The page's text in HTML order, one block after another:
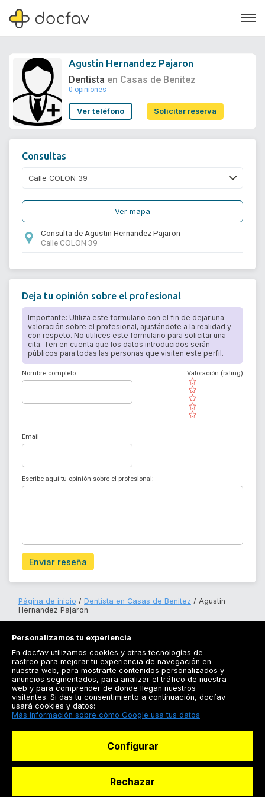
Soporte
Agustin Hernandez Pajaron
Dentista en Casas de Benitez
0 opiniones
Ver teléfono Solicitar reserva
Consultas
Ver mapa
Consulta de Agustin Hernandez Pajaron
Calle COLON 39
Deja tu opinión sobre el profesional
Importante: Utiliza este formulario con el fin de dejar una
valoración sobre el profesional, ajustándote a la realidad y
con respeto. No utilices este formulario para solicitar una
cita. Ten en cuenta que los datos introducidos serán
públicos para todas las personas que visiten este perfil.
Nombre completo
( )
( )
( )
( )
( )
Valoración (rating)
Email
Escribe aquí tu opinión sobre el profesional:
Enviar reseña
Página de inicio Dentista en Casas de Benitez
Agustin
Hernandez Pajaron
Registrarse
Docfav
Personalizamos tu experiencia
En docfav utilizamos cookies y otras tecnologías de
rastreo para mejorar tu experiencia de navegación en
nuestra web, para mostrarte contenidos personalizados y
anuncios segmentados, para analizar el tráfico de nuestra
web y para comprender de donde llegan nuestros
visitantes. Si das tu consentimiento a continuación, docfav
usará cookies y datos:
Más información sobre cómo Google usa tus datos
Configurar
Rechazar